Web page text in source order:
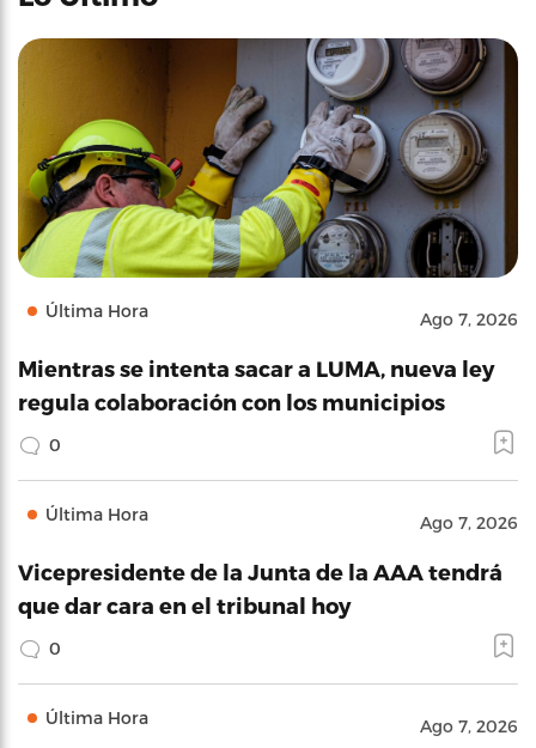
Última Hora Ago 7, 2026
Mientras se intenta sacar a LUMA, nueva ley
regula colaboración con los municipios
0
Última Hora Ago 7, 2026
Vicepresidente de la Junta de la AAA tendrá
que dar cara en el tribunal hoy
0
Última Hora Ago 7, 2026